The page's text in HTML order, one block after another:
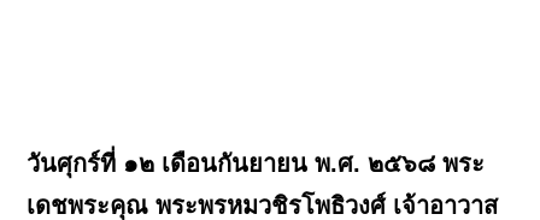
วันศุกร์ที่ ๑๒ เดือนกันยายน พ.ศ. ๒๕๖๘ พระ
เดชพระคุณ พระพรหมวชิรโพธิวงศ์ เจ้าอาวาส